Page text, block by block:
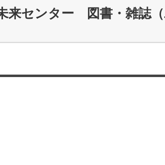
来センター 図書・雑誌